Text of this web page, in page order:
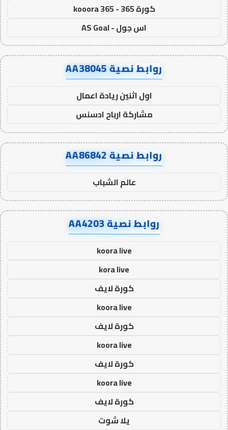
كورة 365 - kooora 365
اس جول - AS Goal
روابط نصية AA38045
اول اثنين ريادة اعمال
مشاركة ارباح ادسنس
روابط نصية AA86842
عالم الشباب
روابط نصية AA4203
koora live
kora live
كورة لايف
koora live
كورة لايف
koora live
كورة لايف
koora live
كورة لايف
يلا شوت